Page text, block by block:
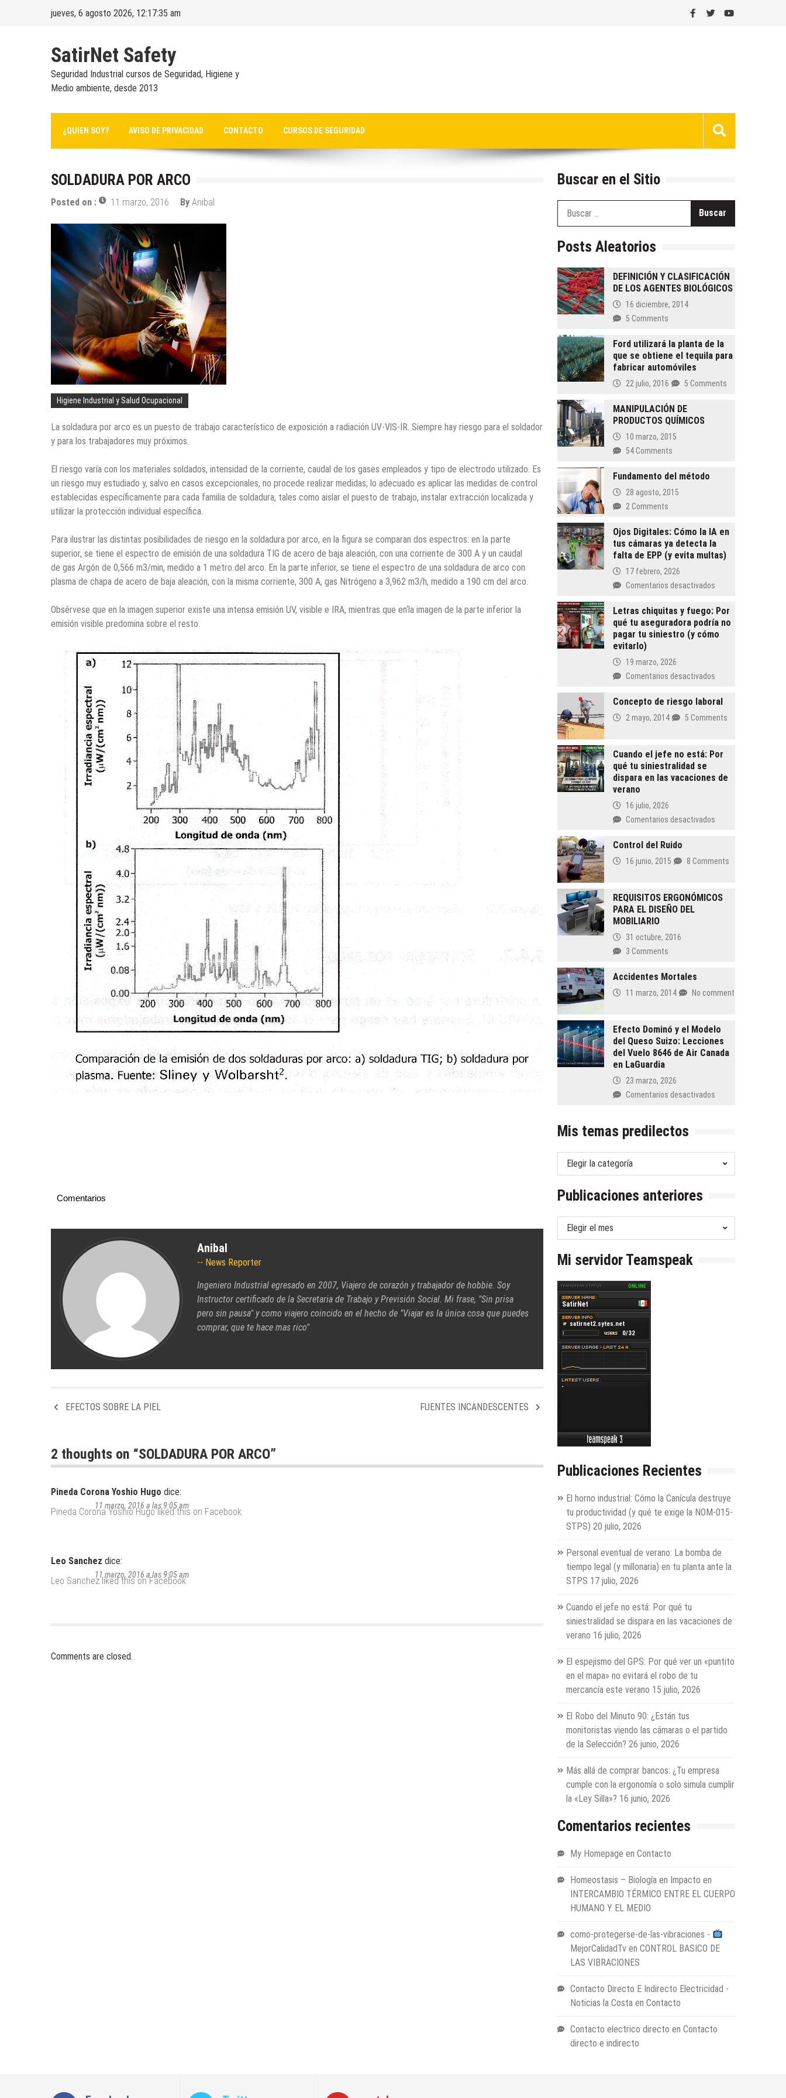
jueves, 6 agosto 2026, 12:17:36 am
SatirNet Safety
Seguridad Industrial cursos de Seguridad, Higiene y
Medio ambiente, desde 2013
¿QUIEN SOY? AVISO DE PRIVACIDAD CONTACTO CURSOS DE SEGURIDAD
SOLDADURA POR ARCO
Posted on : 11 marzo, 2016 By Anibal
Higiene Industrial y Salud Ocupacional
La soldadura por arco es un puesto de trabajo característico de exposición a radiación UV-VlS-IR. Siempre hay riesgo para el soldador
y para los trabajadores muy próximos.
El riesgo varía con los materiales soldados, intensidad de la corriente, caudal de los gases empleados y tipo de electrodo utilizado. Es
un riesgo muy estudiado y, salvo en casos excepcionales, no procede realizar medidas; lo adecuado es aplicar las medidas de control
establecidas específicamente para cada familia de soldadura, tales como aislar el puesto de trabajo, instalar extracción localizada y
utilizar la protección individual específica.
Para ilustrar las distintas posibilidades de riesgo en la soldadura por arco, en la ﬁgura se comparan dos espectros: en la parte
superior, se tiene el espectro de emisión de una soldadura TIG de acero de baja aleación, con una corriente de 300 A y un caudal
de gas Argón de 0,566 m3/min, medido a 1 metro del arco. En Ia parte inferior, se tiene el espectro de una soldadura de arco con
plasma de chapa de acero de baja aleación, con la misma corriente, 300 A, gas Nitrógeno a 3,962 m3/h, medido a 190 cm del arco.
Obsérvese que en la imagen superior existe una intensa emisión UV, visible e IRA, mientras que en‘la imagen de la parte inferior la
emisión visible predomina sobre el resto.
Comentarios
Anibal
News Reporter
Ingeniero Industrial egresado en 2007, Viajero de corazón y trabajador de hobbie. Soy
Instructor certificado de la Secretaria de Trabajo y Previsión Social. Mi frase, "Sin prisa
pero sin pausa" y como viajero coincido en el hecho de "Viajar es la única cosa que puedes
comprar, que te hace mas rico"
EFECTOS SOBRE LA PIEL FUENTES INCANDESCENTES
2 thoughts on “SOLDADURA POR ARCO”
Pineda Corona Yoshio Hugo dice:
11 marzo, 2016 a las 9:05 am
Pineda Corona Yoshio Hugoliked this on Facebook.
Leo Sanchez dice:
11 marzo, 2016 a las 9:05 am
Leo Sanchezliked this on Facebook.
Comments are closed.
Buscar en el Sitio
Posts Aleatorios
DEFINICIÓN Y CLASIFICACIÓN
DE LOS AGENTES BIOLÓGICOS
16 diciembre, 2014
5 Comments
Ford utilizará la planta de la
que se obtiene el tequila para
fabricar automóviles
22 julio, 2016 5 Comments
MANIPULACIÓN DE
PRODUCTOS QUÍMICOS
10 marzo, 2015
54 Comments
Fundamento del método
28 agosto, 2015
2 Comments
Ojos Digitales: Cómo la IA en
tus cámaras ya detecta la
falta de EPP (y evita multas)
17 febrero, 2026
Comentarios desactivadosen
Digitales:
Cómo
la
detecta
la
EPP
evita
Letras chiquitas y fuego: Por
qué tu aseguradora podría no
pagar tu siniestro (y cómo
evitarlo)
19 marzo, 2026
Comentarios desactivadosen
chiquitas
aseguradora
tu
cómo
Concepto de riesgo laboral
2 mayo, 2014 5 Comments
Cuando el jefe no está: Por
qué tu siniestralidad se
dispara en las vacaciones de
verano
16 julio, 2026
Comentarios desactivadosen
Por
vacaciones
Control del Ruido
16 junio, 2015 8 Comments
REQUISITOS ERGONÓMICOS
PARA EL DISEÑO DEL
MOBILIARIO
31 octubre, 2016
3 Comments
Accidentes Mortales
11 marzo, 2014 No comment
Efecto Dominó y el Modelo
del Queso Suizo: Lecciones
del Vuelo 8646 de Air Canada
en LaGuardia
23 marzo, 2026
Comentarios desactivadosen
Modelo
del
del
Vuelo
8646
Mis temas predilectos
Mis
temas
Publicaciones anteriores
Publicaciones
anteriores
Mi servidor Teamspeak
Publicaciones Recientes
El horno industrial: Cómo la Canícula destruye
tu productividad (y qué te exige la NOM-015-
STPS) 20 julio, 2026
Personal eventual de verano: La bomba de
tiempo legal (y millonaria) en tu planta ante la
STPS 17 julio, 2026
Cuando el jefe no está: Por qué tu
siniestralidad se dispara en las vacaciones de
verano 16 julio, 2026
El espejismo del GPS: Por qué ver un «puntito
en el mapa» no evitará el robo de tu
mercancía este verano 15 julio, 2026
El Robo del Minuto 90: ¿Están tus
monitoristas viendo las cámaras o el partido
de la Selección? 26 junio, 2026
Más allá de comprar bancos: ¿Tu empresa
cumple con la ergonomía o solo simula cumplir
la «Ley Silla»? 16 junio, 2026
Comentarios recientes
My Homepage en Contacto
Homeostasis – Biología en Impacto en
INTERCAMBIO TÉRMICO ENTRE EL CUERPO
HUMANO Y EL MEDIO
como-protegerse-de-las-vibraciones -
MejorCalidadTven CONTROL BASICO DE
LAS VIBRACIONES
Contacto Directo E Indirecto Electricidad -
Noticias la Costa en Contacto
Contacto electrico directo en Contacto
directo e indirecto